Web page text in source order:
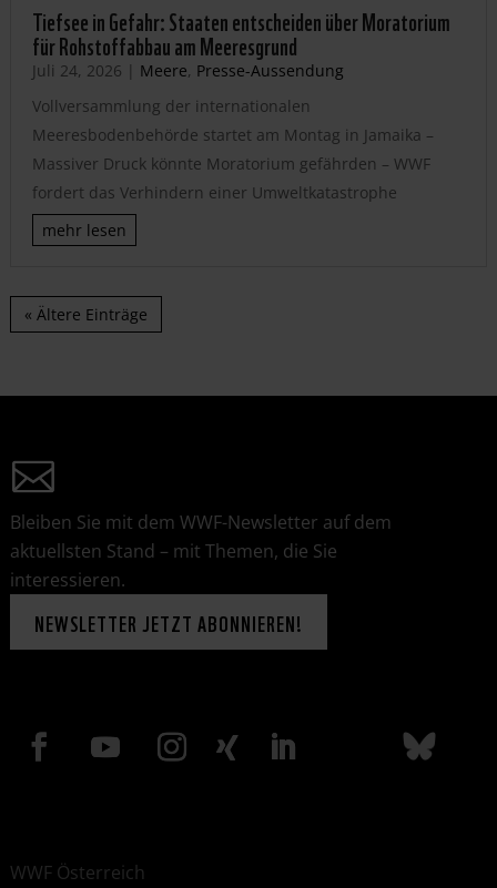
Tiefsee in Gefahr: Staaten entscheiden über Moratorium
für Rohstoffabbau am Meeresgrund
Juli 24, 2026 | Meere, Presse-Aussendung
Vollversammlung der internationalen
Meeresbodenbehörde startet am Montag in Jamaika –
Massiver Druck könnte Moratorium gefährden – WWF
fordert das Verhindern einer Umweltkatastrophe
mehr lesen
« Ältere Einträge
Bleiben Sie mit dem WWF-Newsletter auf dem
aktuellsten Stand – mit Themen, die Sie
interessieren.
NEWSLETTER JETZT ABONNIEREN!
WWF Österreich